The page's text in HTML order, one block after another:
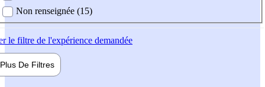
Non renseignée (15)
le filtre de l'expérience demandée
Plus De Filtres